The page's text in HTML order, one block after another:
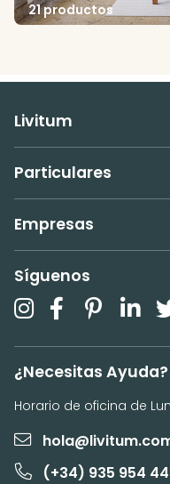
21 productos
Livitum
Particulares
Empresas
Síguenos
¿Necesitas Ayuda?
Horario de oficina de
(+34) 935 954